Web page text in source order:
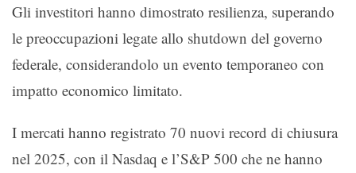
Gli investitori hanno dimostrato resilienza, superando
le preoccupazioni legate allo shutdown del governo
federale, considerandolo un evento temporaneo con
impatto economico limitato.
I mercati hanno registrato 70 nuovi record di chiusura
nel 2025, con il Nasdaq e l’S&P 500 che ne hanno